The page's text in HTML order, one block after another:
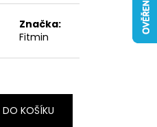
Značka:
Fitmin
DO KOŠÍKU